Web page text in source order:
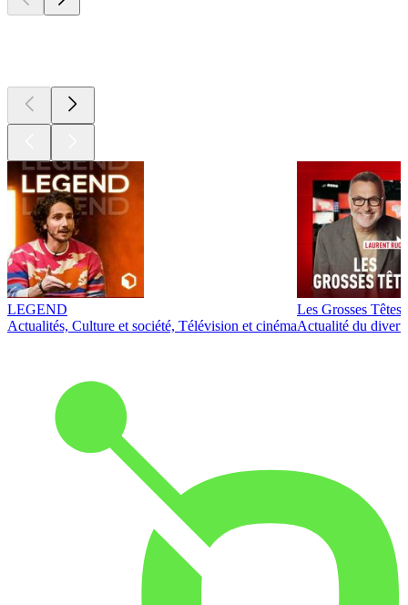
LEGEND
Actualités, Culture et société, Télévision et cinéma
Les Grosses Têtes
Actualité du